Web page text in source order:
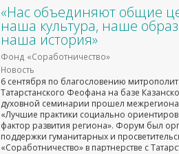
«Нас объединяют общие
наша культура, наше
наша история»
Фонд «Соработничество»
Новость
6 сентября по благословению
Татарстанского Феофана на базе
духовной семинарии прошел
«Лучшие практики социально
фактор развития региона». Форум был
поддержки гуманитарных и
«Соработничество» в партнерстве с